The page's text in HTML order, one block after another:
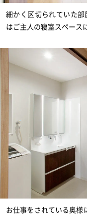
細かく区切られていた
はご主人の寝室スペース
お仕事をされている奥様